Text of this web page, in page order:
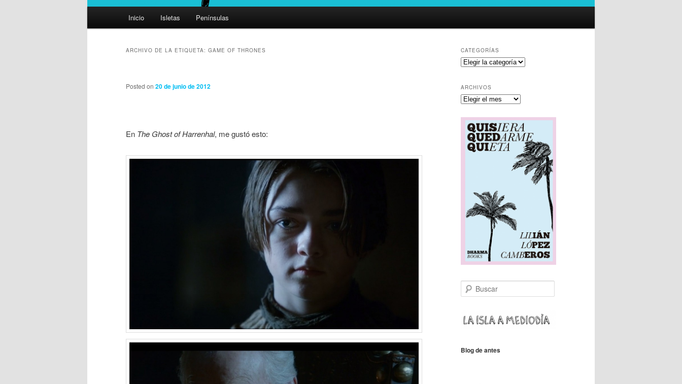
Inicio Isletas Penínsulas
ARCHIVO DE LA ETIQUETA: GAME OF THRONES
Posted on 20 de junio de 2012
En The Ghost of Harrenhal, me gustó esto:
CATEGORÍAS
Categorías
ARCHIVOS
Archivos
u
a
Blog de antes